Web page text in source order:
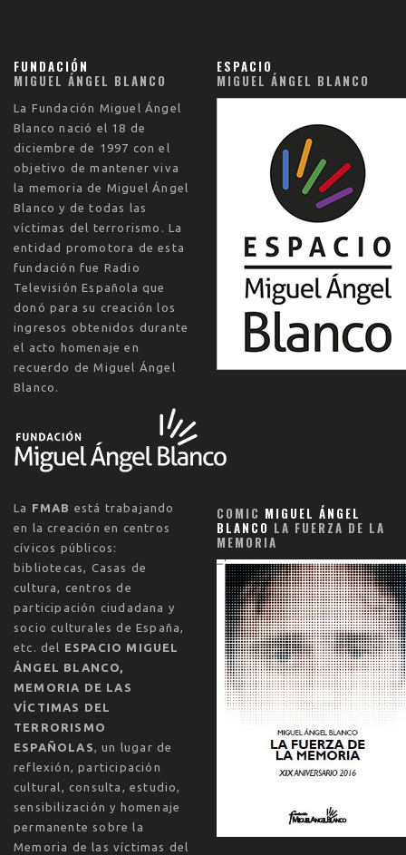
FUNDACIÓN
MIGUEL ÁNGEL BLANCO
La Fundación Miguel Ángel
Blanco nació el 18 de
diciembre de 1997 con el
objetivo de mantener viva
la memoria de Miguel Ángel
Blanco y de todas las
víctimas del terrorismo. La
entidad promotora de esta
fundación fue Radio
Televisión Española que
donó para su creación los
ingresos obtenidos durante
el acto homenaje en
recuerdo de Miguel Ángel
Blanco.
ESPACIO
MIGUEL ÁNGEL BLANCO
La FMAB está trabajando
en la creación en centros
cívicos públicos:
bibliotecas, Casas de
cultura, centros de
participación ciudadana y
socio culturales de España,
etc. del ESPACIO MIGUEL
ÁNGEL BLANCO,
MEMORIA DE LAS
VÍCTIMAS DEL
TERRORISMO
ESPAÑOLAS
, un lugar de
reflexión, participación
cultural, consulta, estudio,
sensibilización y homenaje
permanente sobre la
Memoria de las víctimas del
COMIC MIGUEL ÁNGEL
BLANCO LA FUERZA DE LA
MEMORIA